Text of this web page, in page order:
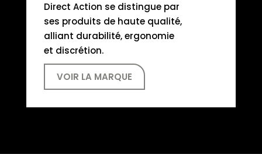
Direct Action se distingue par
ses produits de haute qualité,
alliant durabilité, ergonomie
et discrétion.
VOIR LA MARQUE